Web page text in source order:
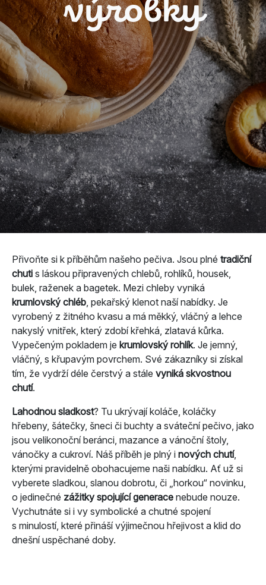
výrobky
Přivoňte si k příběhům našeho pečiva. Jsou plné tradiční
chuti s láskou připravených chlebů, rohlíků, housek,
bulek, raženek a bagetek. Mezi chleby vyniká
krumlovský chléb , pekařský klenot naší nabídky. Je
vyrobený z žitného kvasu a má měkký, vláčný a lehce
nakyslý vnitřek, který zdobí křehká, zlatavá kůrka.
Vypečeným pokladem je krumlovský rohlík. Je jemný,
vláčný, s křupavým povrchem. Své zákazníky si získal
tím, že vydrží déle čerstvý a stále vyniká skvostnou
chutí.
Lahodnou sladkost? Tu ukrývají koláče, koláčky
hřebeny, šátečky, šneci či buchty a sváteční pečivo, jako
jsou velikonoční beránci, mazance a vánoční štoly,
vánočky a cukroví. Náš příběh je plný i nových chutí,
kterými pravidelně obohacujeme naši nabídku. Ať už si
vyberete sladkou, slanou dobrotu, či „horkou“ novinku,
o jedinečné zážitky spojující generace nebude nouze.
Vychutnáte si i vy symbolické a chutné spojení
s minulostí, které přináší výjimečnou hřejivost a klid do
dnešní uspěchané doby.